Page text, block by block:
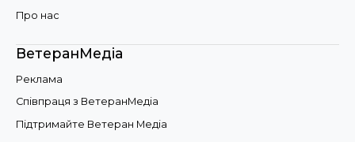
Про нас
ВетеранМедіа
Реклама
Співпраця з ВетеранМедіа
Підтримайте Ветеран Медіа